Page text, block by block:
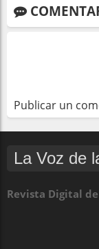
Publicar un
La Voz de
Revista Digital